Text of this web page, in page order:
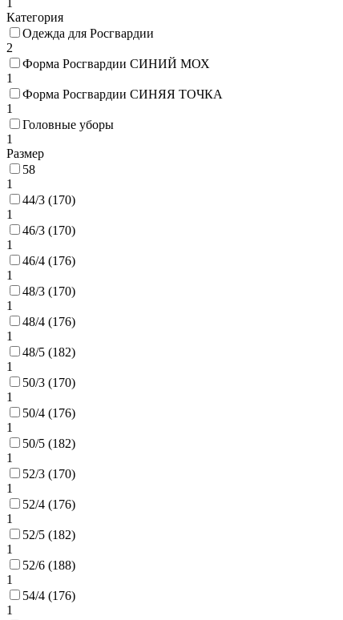
Категория
Одежда для Росгвардии
2
Форма Росгвардии СИНИЙ МОХ
1
Форма Росгвардии СИНЯЯ ТОЧКА
1
Головные уборы
1
Размер
58
1
44/3 (170)
1
46/3 (170)
1
46/4 (176)
1
48/3 (170)
1
48/4 (176)
1
48/5 (182)
1
50/3 (170)
1
50/4 (176)
1
50/5 (182)
1
52/3 (170)
1
52/4 (176)
1
52/5 (182)
1
52/6 (188)
1
54/4 (176)
1